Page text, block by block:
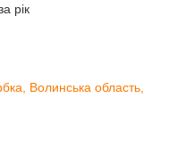
рік
Волинська область,